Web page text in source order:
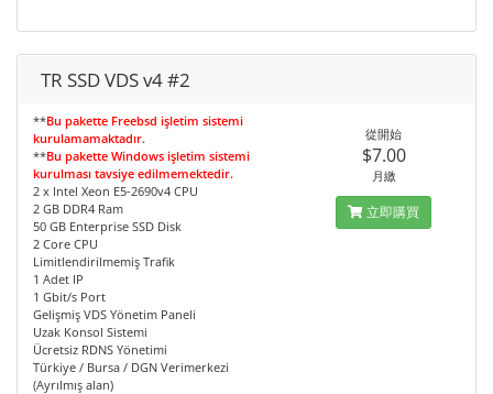
TR SSD VDS v4 #2
**Bu pakette Freebsd işletim sistemi
kurulamamaktadır.
**Bu pakette Windows işletim sistemi
kurulması tavsiye edilmemektedir.
2 x Intel Xeon E5-2690v4 CPU
2 GB DDR4 Ram
50 GB Enterprise SSD Disk
2 Core CPU
Limitlendirilmemiş Trafik
1 Adet IP
1 Gbit/s Port
Gelişmiş VDS Yönetim Paneli
Uzak Konsol Sistemi
Ücretsiz RDNS Yönetimi
Türkiye / Bursa / DGN Verimerkezi
(Ayrılmış alan)
從開始
$7.00
月繳
立即購買